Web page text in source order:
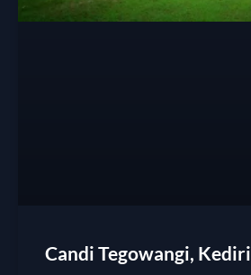
Candi Tegowangi, Kediri